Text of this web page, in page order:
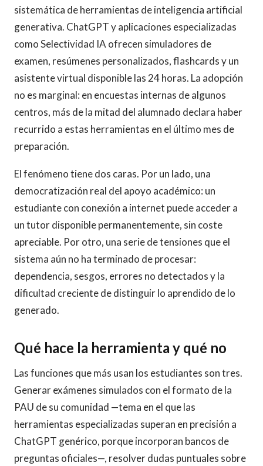
sistemática de herramientas de inteligencia artificial
generativa. ChatGPT y aplicaciones especializadas
como Selectividad IA ofrecen simuladores de
examen, resúmenes personalizados, flashcards y un
asistente virtual disponible las 24 horas. La adopción
no es marginal: en encuestas internas de algunos
centros, más de la mitad del alumnado declara haber
recurrido a estas herramientas en el último mes de
preparación.
El fenómeno tiene dos caras. Por un lado, una
democratización real del apoyo académico: un
estudiante con conexión a internet puede acceder a
un tutor disponible permanentemente, sin coste
apreciable. Por otro, una serie de tensiones que el
sistema aún no ha terminado de procesar:
dependencia, sesgos, errores no detectados y la
dificultad creciente de distinguir lo aprendido de lo
generado.
Qué hace la herramienta y qué no
Las funciones que más usan los estudiantes son tres.
Generar exámenes simulados con el formato de la
PAU de su comunidad —tema en el que las
herramientas especializadas superan en precisión a
ChatGPT genérico, porque incorporan bancos de
preguntas oficiales—, resolver dudas puntuales sobre